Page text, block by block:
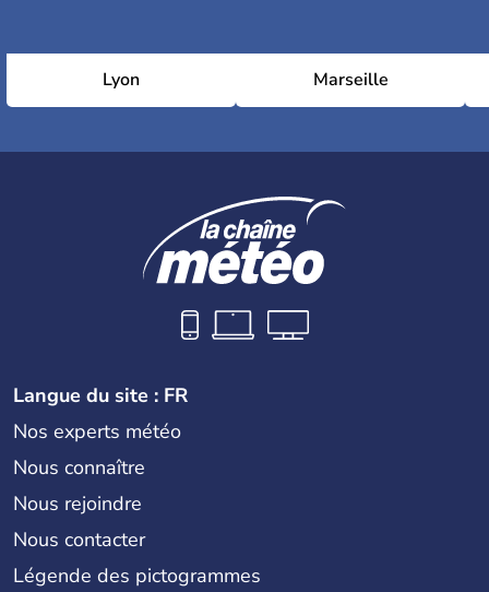
Lyon Marseille
Langue du site : FR
Nos experts météo
Nous connaître
Nous rejoindre
Nous contacter
Légende des pictogrammes